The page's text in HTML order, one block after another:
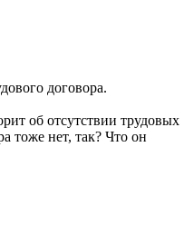
договора.
об отсутствии трудовых
тоже нет, так? Что он